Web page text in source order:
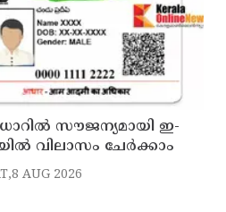
സൗജന്യമായി ഇ-
വിലാസം ചേർക്കാം
AUG 2026